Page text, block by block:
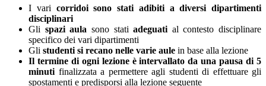
I vari corridoi sono stati adibiti a diversi dipartimenti
disciplinari
Gli spazi aula sono statiadeguati al contesto disciplinare
specifico dei vari dipartimenti
Gli studenti si recano nelle varie aule in base alla lezione
Il termine di ogni lezione è intervallato da una pausa di 5
minuti finalizzata a permettere agli studenti di effettuare gli
spostamenti e predisporsi alla lezione seguente